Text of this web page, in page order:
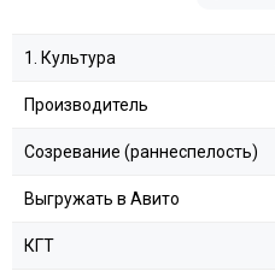
1. Культура
Производитель
Созревание (раннеспелость)
Выгружать в Авито
КГТ